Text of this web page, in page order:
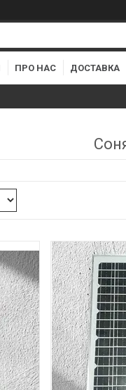
ПРО НАС ДОСТАВКА